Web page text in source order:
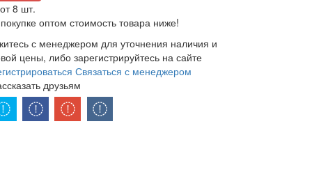
8 шт.
оптом стоимость товара ниже!
с менеджером для уточнения наличия и
цены, либо зарегистрируйтесь на сайте
Связаться с менеджером
друзьям